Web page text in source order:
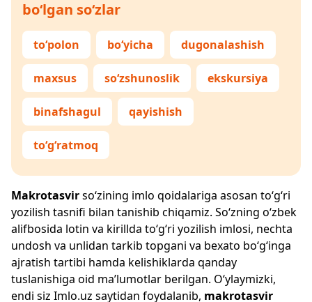
bo‘lgan so‘zlar
to‘polon bo‘yicha dugonalashish
maxsus so‘zshunoslik ekskursiya
binafshagul qayishish
to‘g‘ratmoq
Makrotasvirso‘zining imlo qoidalariga asosan to‘g‘ri
yozilish tasnifi bilan tanishib chiqamiz. So‘zning o‘zbek
alifbosida lotin va kirillda to‘g‘ri yozilish imlosi, nechta
undosh va unlidan tarkib topgani va bexato bo‘g‘inga
ajratish tartibi hamda kelishiklarda qanday
tuslanishiga oid ma’lumotlar berilgan. O‘ylaymizki,
endi siz Imlo.uz saytidan foydalanib, makrotasvir